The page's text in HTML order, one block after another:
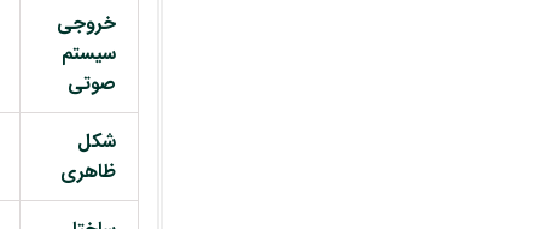
خروجی
سیستم
صوتی
شکل
ظاهری